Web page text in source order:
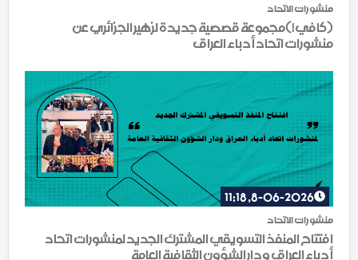
منشورات الاتحاد
(كافي!)مجموعة قصصية جديدة لزهير الجزائري عن
منشورات اتحاد أدباء العراق
منشورات الاتحاد
8-06-2026, 11:18
افتتاح المنفذ التسويقي المشترك الجديد لمنشورات اتحاد
أدباء العراق ودار الشؤون الثقافية العامة